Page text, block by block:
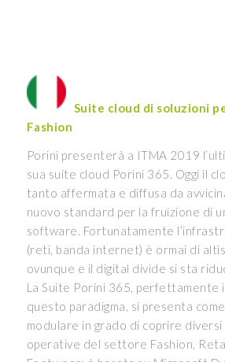
Suite cloud di soluzioni
Fashion
Porini presenterà a ITMA 2019
sua suite cloud Porini 365. Oggi il
tanto affermata e diffusa da
nuovo standard per la fruizione di
software. Fortunatamente
(reti, banda internet) è ormai di
ovunque e il digital divide si sta
La Suite Porini 365, perfettamente
questo paradigma, si presenta
modulare in grado di coprire
operative del settore Fashion,